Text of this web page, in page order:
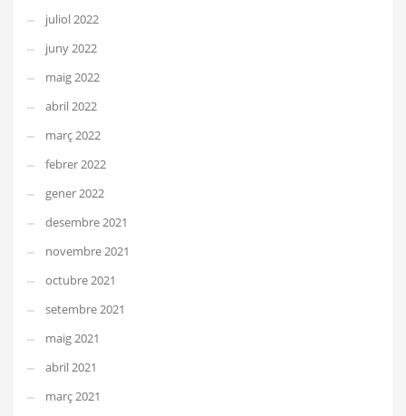
juliol 2022
juny 2022
maig 2022
abril 2022
març 2022
febrer 2022
gener 2022
desembre 2021
novembre 2021
octubre 2021
setembre 2021
maig 2021
abril 2021
març 2021